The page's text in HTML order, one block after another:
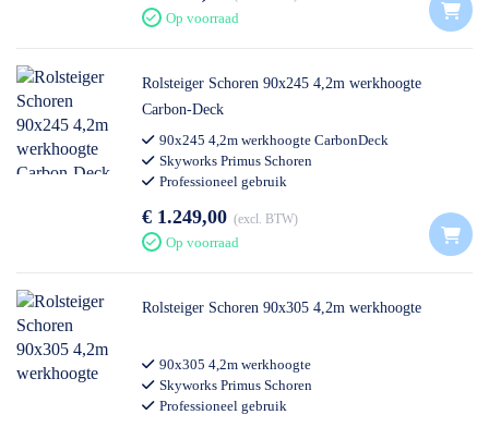
Op voorraad
Rolsteiger Schoren 90x245 4,2m werkhoogte
Carbon-Deck
90x245 4,2m werkhoogte CarbonDeck
Skyworks Primus Schoren
Professioneel gebruik
€ 1.249,00 excl. BTW
Op voorraad
Rolsteiger Schoren 90x305 4,2m werkhoogte
90x305 4,2m werkhoogte
Skyworks Primus Schoren
Professioneel gebruik